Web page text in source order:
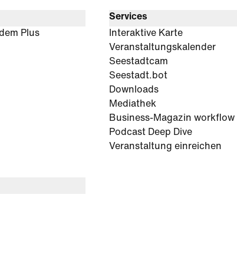
Plus
Services
Interaktive Karte
Veranstaltungskalender
Seestadtcam
Seestadt.bot
Downloads
Mediathek
Business-Magazin workflow
Podcast Deep Dive
Veranstaltung einreichen